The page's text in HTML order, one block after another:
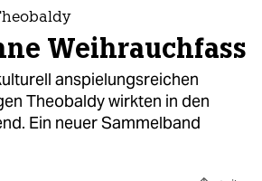
Weihrauchfass
anspielungsreichen
Theobaldy wirkten in den
Ein neuer Sammelband